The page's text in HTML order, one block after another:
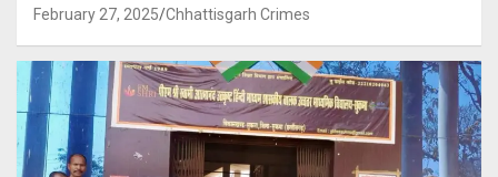
February 27, 2025 Chhattisgarh Crimes